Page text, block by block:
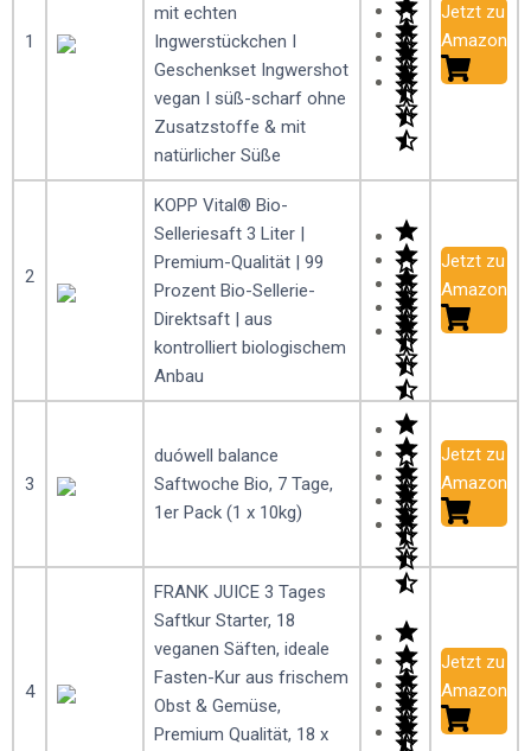
1
mit echten
Ingwerstückchen I
Geschenkset Ingwershot
vegan I süß-scharf ohne
Zusatzstoffe & mit
natürlicher Süße
Jetzt zu
Amazon
2
KOPP Vital® Bio-
Selleriesaft 3 Liter |
Premium-Qualität | 99
Prozent Bio-Sellerie-
Direktsaft | aus
kontrolliert biologischem
Anbau
Jetzt zu
Amazon
3
duówell balance
Saftwoche Bio, 7 Tage,
1er Pack (1 x 10kg)
Jetzt zu
Amazon
4
FRANK JUICE 3 Tages
Saftkur Starter, 18
veganen Säften, ideale
Fasten-Kur aus frischem
Obst & Gemüse,
Premium Qualität, 18 x
Jetzt zu
Amazon